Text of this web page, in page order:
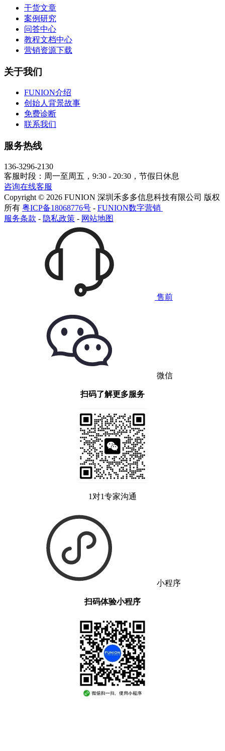
干货文章
案例研究
问答中心
教程文档中心
营销资源下载
关于我们
FUNION介绍
创始人背景故事
免费诊断
联系我们
服务热线
136-3296-2130
客服时段：周一至周五，9:30 - 20:30，节假日休息
咨询在线客服
Copyright © 2026 FUNION 深圳禾多多信息科技有限公司 版权
所有 粤ICP备18068776号 - FUNION数字营销
服务条款 - 隐私政策 - 网站地图
售前
微信
扫码了解更多服务
1对1专家沟通
小程序
扫码体验小程序